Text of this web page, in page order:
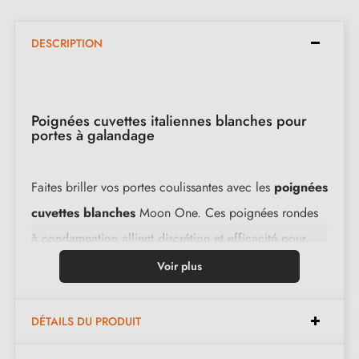
DESCRIPTION
Poignées cuvettes italiennes blanches pour
portes à galandage
Faites briller vos portes coulissantes avec les poignées
cuvettes blanches Moon One. Ces poignées rondes
à condamnation allient discrétion et efficacité pour
une utilisation sans accroc.
Caractéristiques :
Voir plus
DÉTAILS DU PRODUIT